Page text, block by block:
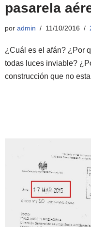
pasarela
por admin 11/10/2016
¿Cuál es el afán? ¿Por
todas luces inviable?
construcción que no